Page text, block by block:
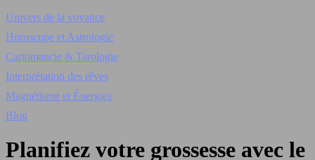
Univers de la voyance
Horoscope et Astrologie
Cartomancie & Tarologie
Interprétation des rêves
Magnétisme et Énergies
Blog
Planifiez votre grossesse avec le